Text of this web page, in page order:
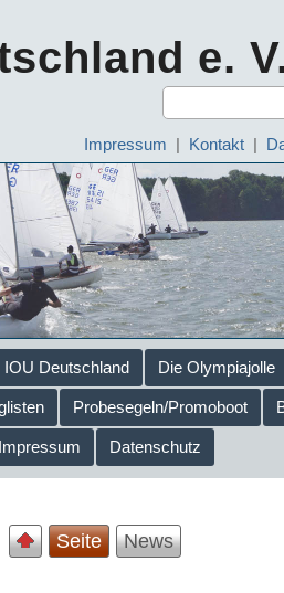
e.
Impressum | Kontakt |
IOU Deutschland Die Olympiajolle
Probesegeln/Promoboot
Impressum Datenschutz
Seite News